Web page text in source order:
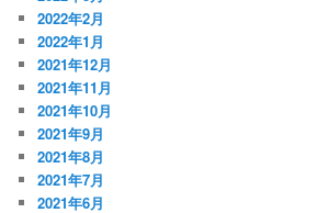
2022年2月
2022年1月
2021年12月
2021年11月
2021年10月
2021年9月
2021年8月
2021年7月
2021年6月